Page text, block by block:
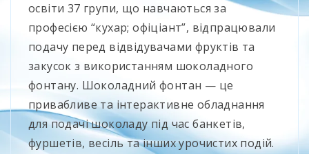
освіти 37 групи, що навчаються за
професією “кухар; офіціант”, відпрацювали
подачу перед відвідувачами фруктів та
закусок з використанням шоколадного
фонтану. Шоколадний фонтан — це
привабливе та інтерактивне обладнання
для подачі шоколаду під час банкетів,
фуршетів, весіль та інших урочистих подій.